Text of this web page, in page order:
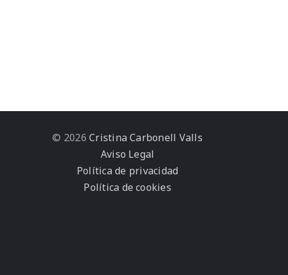
© 2026 Cristina Carbonell Valls
Aviso Legal
Política de privacidad
Política de cookies